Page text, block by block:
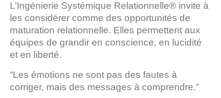
L’Ingénierie Systémique Relationnelle® invite à
les considérer comme des opportunités de
maturation relationnelle. Elles permettent aux
équipes de grandir en conscience, en lucidité
et en liberté.
“Les émotions ne sont pas des fautes à
corriger, mais des messages à comprendre.”